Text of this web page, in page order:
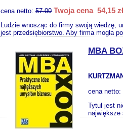
cena netto: 57.00 Twoja cena 54,15 zł
Ludzie wnosząc do firmy swoją wiedzę,
jest przedsiębiorstwo. Aby firma mogła
MBA
cena netto:
Tytuł jest
największe